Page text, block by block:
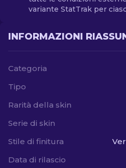
variante StatTrak per
INFORMAZIONI
Categoria
Tipo
Rarità della skin
Serie di skin
Stile di finitura
Data di rilascio